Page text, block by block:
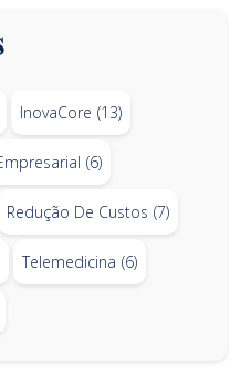
InovaCore (13)
(6)
Redução De Custos (7)
Telemedicina (6)